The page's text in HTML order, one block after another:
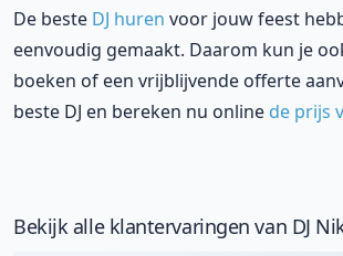
De beste DJ huren voor jouw feest
eenvoudig gemaakt. Daarom kun je
boeken of een vrijblijvende offerte
beste DJ en bereken nu online de prijs
Bekijk alle klantervaringen van DJ